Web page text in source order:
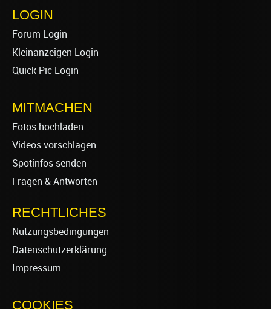
LOGIN
Forum Login
Kleinanzeigen Login
Quick Pic Login
MITMACHEN
Fotos hochladen
Videos vorschlagen
Spotinfos senden
Fragen & Antworten
RECHTLICHES
Nutzungsbedingungen
Datenschutzerklärung
Impressum
COOKIES